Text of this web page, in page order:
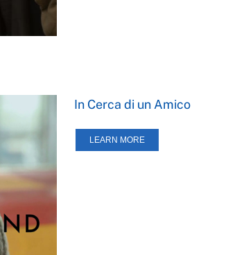
In Cerca di un Amico
LEARN MORE